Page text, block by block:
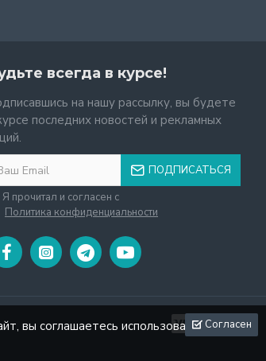
всегда в курсе!
на нашу рассылку, вы будете
последних новостей и рекламных
ПОДПИСАТЬСЯ
Я прочитал и согласен с
Политика конфиденциальности
Согласен
вы соглашаетесь использовать файлы